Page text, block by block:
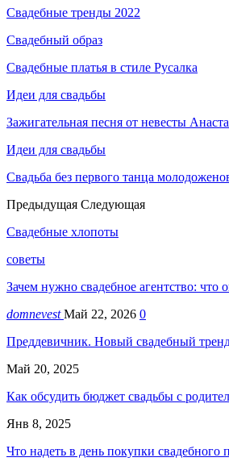
Свадебные тренды 2022
Свадебный образ
Свадебные платья в стиле Русалка
Идеи для свадьбы
Зажигательная песня от невесты
Идеи для свадьбы
Свадьба без первого танца
Предыдущая Следующая
Свадебные хлопоты
советы
Зачем нужно свадебное агентство: что
domnevestМай 22, 2026 0
Преддевичник. Новый свадебный
Май 20, 2025
Как обсудить бюджет свадьбы с
Янв 8, 2025
Что надеть в день покупки свадебного